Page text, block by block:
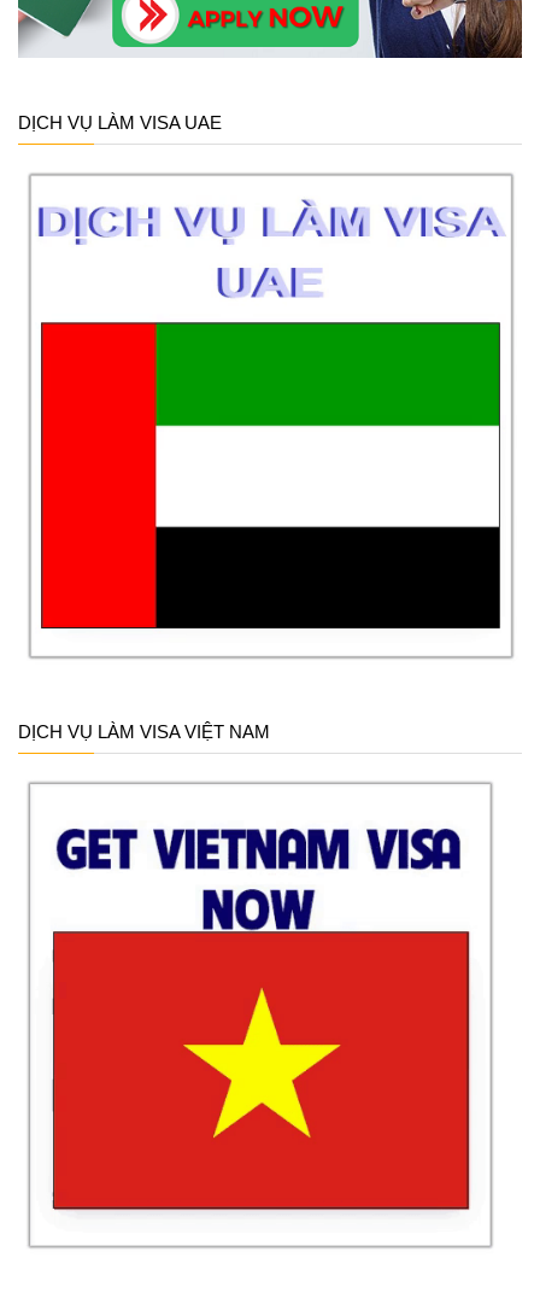
DỊCH VỤ LÀM VISA UAE
DỊCH VỤ LÀM VISA VIỆT NAM